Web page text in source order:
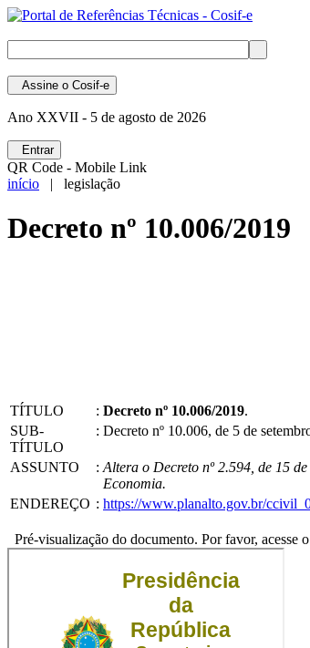
Assine o Cosif-e
Ano XXVII - 5 de agosto de 2026
Entrar
QR Code - Mobile Link
início | legislação
Decreto nº 10.006/2019
TÍTULO : Decreto nº 10.006/2019.
SUB-
TÍTULO
: Decreto nº 10.006, de 5 de
ASSUNTO : Altera o Decreto nº 2.594, de 15
Economia.
ENDEREÇO : https://www.planalto.gov.br/
Pré-visualização do documento. Por favor, acesse